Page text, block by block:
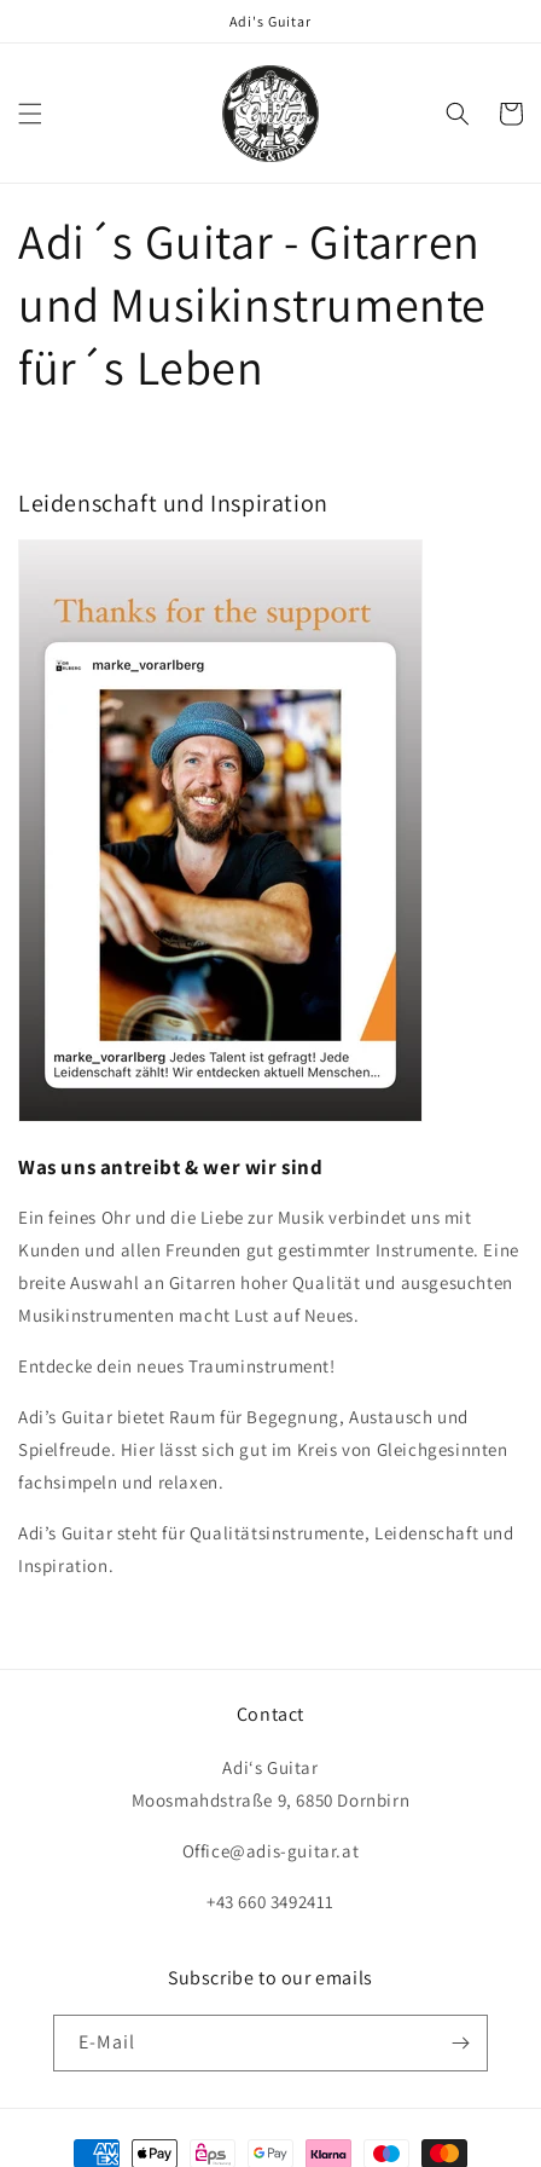
Adi's Guitar
Adi´s Guitar - Gitarren
und Musikinstrumente
für´s Leben
Leidenschaft und Inspiration
Was uns antreibt & wer wir sind
Ein feines Ohr und die Liebe zur Musik verbindet uns mit
Kunden und allen Freunden gut gestimmter Instrumente. Eine
breite Auswahl an Gitarren hoher Qualität und ausgesuchten
Musikinstrumenten macht Lust auf Neues.
Entdecke dein neues Trauminstrument!
Adi’s Guitar bietet Raum für Begegnung, Austausch und
Spielfreude. Hier lässt sich gut im Kreis von Gleichgesinnten
fachsimpeln und relaxen.
Adi’s Guitar steht für Qualitätsinstrumente, Leidenschaft und
Inspiration.
Contact
Adi‘s Guitar
Moosmahdstraße 9, 6850 Dornbirn
Office@adis-guitar.at
+43 660 3492411
Subscribe to our emails
E-Mail
Zahlungsmethoden